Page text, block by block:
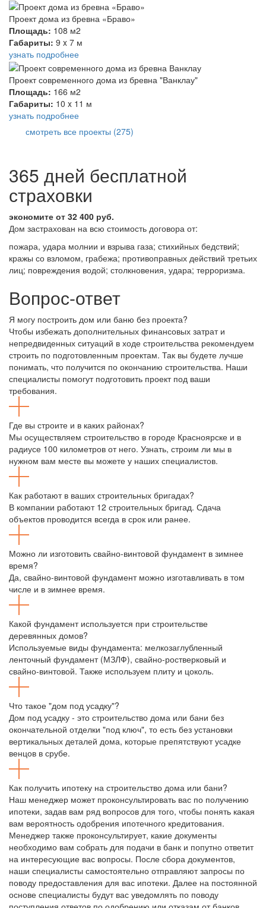
Проект дома из бревна «Браво»
Площадь: 108 м2
Габариты: 9 x 7 м
узнать подробнее
Проект современного дома из бревна "Ванклау"
Площадь: 166 м2
Габариты: 10 x 11 м
узнать подробнее
смотреть все проекты (275)
365 дней бесплатной
страховки
экономите от 32 400 руб.
Дом застрахован на всю стоимость договора от:
пожара, удара молнии и взрыва газа; стихийных бедствий;
кражы со взломом, грабежа; противоправных действий третьих
лиц; повреждения водой; столкновения, удара; терроризма.
Вопрос-ответ
Я могу построить дом или баню без проекта?
Чтобы избежать дополнительных финансовых затрат и
непредвиденных ситуаций в ходе строительства рекомендуем
строить по подготовленным проектам. Так вы будете лучше
понимать, что получится по окончанию строительства. Наши
специалисты помогут подготовить проект под ваши
требования.
Где вы строите и в каких районах?
Мы осуществляем строительство в городе Красноярске и в
радиусе 100 километров от него. Узнать, строим ли мы в
нужном вам месте вы можете у наших специалистов.
Как работают в ваших строительных бригадах?
В компании работают 12 строительных бригад. Сдача
объектов проводится всегда в срок или ранее.
Можно ли изготовить свайно-винтовой фундамент в зимнее
время?
Да, свайно-винтовой фундамент можно изготавливать в том
числе и в зимнее время.
Какой фундамент используется при строительстве
деревянных домов?
Используемые виды фундамента: мелкозаглубленный
ленточный фундамент (МЗЛФ), свайно-ростверковый и
свайно-винтовой. Также используем плиту и цоколь.
Что такое "дом под усадку"?
Дом под усадку - это строительство дома или бани без
окончательной отделки "под ключ", то есть без установки
вертикальных деталей дома, которые препятствуют усадке
венцов в срубе.
Как получить ипотеку на строительство дома или бани?
Наш менеджер может проконсультировать вас по получению
ипотеки, задав вам ряд вопросов для того, чтобы понять какая
вам вероятность одобрения ипотечного кредитования.
Менеджер также проконсультирует, какие документы
необходимо вам собрать для подачи в банк и попутно ответит
на интересующие вас вопросы. После сбора документов,
наши специалисты самостоятельно отправляют запросы по
поводу предоставления для вас ипотеки. Далее на постоянной
основе специалисты будут вас уведомлять по поводу